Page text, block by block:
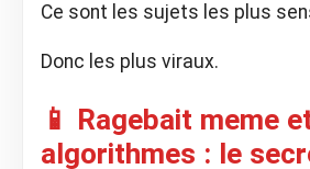
Ce sont les sujets les plus
Donc les plus viraux.
📱 Ragebait meme
algorithmes : le